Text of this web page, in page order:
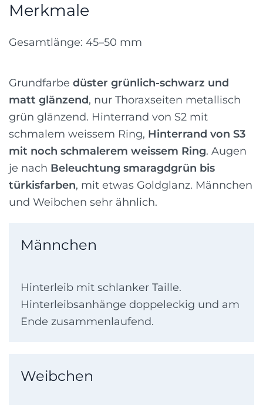
Merkmale
Gesamtlänge: 45–50 mm
Grundfarbe düster grünlich-schwarz und
matt glänzend, nur Thoraxseiten metallisch
grün glänzend. Hinterrand von S2 mit
schmalem weissem Ring, Hinterrand von S3
mit noch schmalerem weissem Ring. Augen
je nach Beleuchtung smaragdgrün bis
türkisfarben, mit etwas Goldglanz. Männchen
und Weibchen sehr ähnlich.
Männchen
Hinterleib mit schlanker Taille.
Hinterleibsanhänge doppeleckig und am
Ende zusammenlaufend.
Weibchen